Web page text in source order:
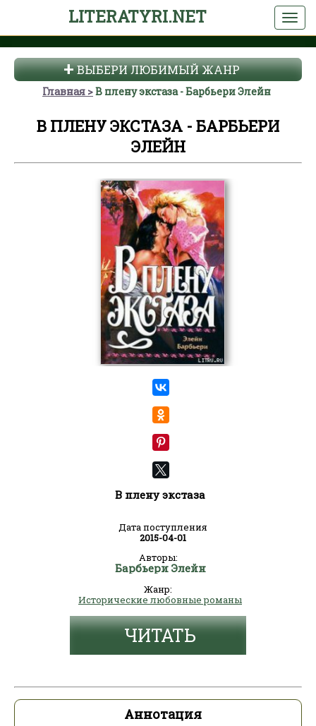
LITERATYRI.NET
ВЫБЕРИ ЛЮБИМЫЙ ЖАНР
Главная В плену экстаза - Барбьери Элейн
В ПЛЕНУ ЭКСТАЗА - БАРБЬЕРИ
ЭЛЕЙН
В плену экстаза
Дата поступления
2015-04-01
Авторы:
Барбьери Элейн
Жанр:
Исторические любовные романы
ЧИТАТЬ
Аннотация